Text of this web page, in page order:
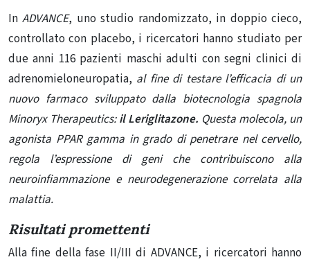
InADVANCE, uno studio randomizzato, in doppio cieco,
controllato con placebo, i ricercatori hanno studiato per
due anni 116 pazienti maschi adulti con segni clinici di
adrenomieloneuropatia, al fine di testare l’efficacia di un
nuovo farmaco sviluppato dalla biotecnologia spagnola
Minoryx Therapeutics:il Leriglitazone. Questa molecola, un
agonista PPAR gamma in grado di penetrare nel cervello,
regola l’espressione di geni che contribuiscono alla
neuroinfiammazione e neurodegenerazione correlata alla
malattia.
Risultati promettenti
Alla fine della fase II/III di ADVANCE, i ricercatori hanno